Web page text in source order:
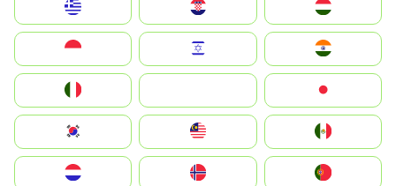
Magyarország
South Korea